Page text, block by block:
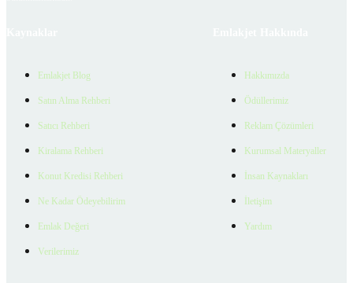
Emlakjet Blog
Satın Alma Rehberi
Satıcı Rehberi
Kiralama Rehberi
Konut Kredisi Rehberi
Ne Kadar Ödeyebilirim
Emlak Değeri
Verilerimiz
Hakkımızda
Ödüllerimiz
Reklam Çözümleri
Kurumsal Materyaller
İnsan Kaynakları
İletişim
Yardım